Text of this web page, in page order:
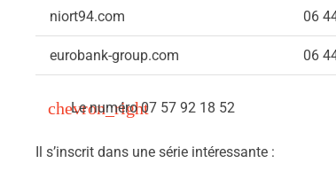
niort94.com 06
eurobank-group.com 06
Le numéro 07 57 92 18 52
Il s’inscrit dans une série intéressante :